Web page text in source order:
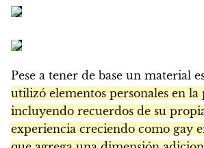
Pese a tener de base un material
utilizó elementos personales en la
incluyendo recuerdos de su
experiencia creciendo como gay